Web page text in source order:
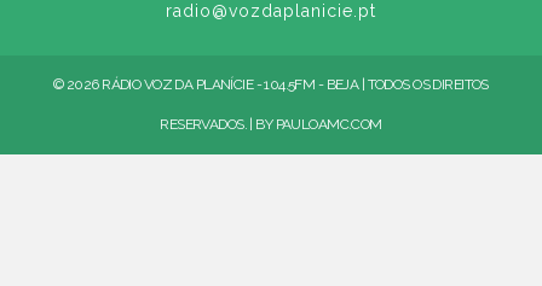
radio@vozdaplanicie.pt
© 2026 RÁDIO VOZ DA PLANÍCIE - 104.5FM - BEJA | TODOS OS DIREITOS
RESERVADOS. | BY PAULOAMC.COM